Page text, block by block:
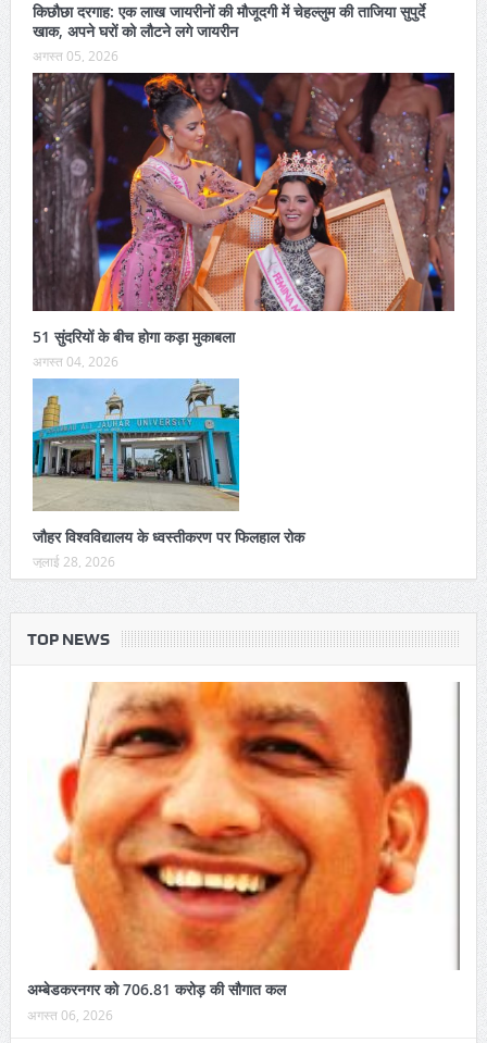
किछौछा दरगाह: एक लाख जायरीनों की मौजूदगी में चेहल्लुम की ताजिया सुपुर्दे
खाक, अपने घरों को लौटने लगे जायरीन
अगस्त 05, 2026
51 सुंदरियों के बीच होगा कड़ा मुकाबला
अगस्त 04, 2026
जौहर विश्वविद्यालय के ध्वस्तीकरण पर फिलहाल रोक
जुलाई 28, 2026
TOP NEWS
अम्बेडकरनगर को 706.81 करोड़ की सौगात कल
अगस्त 06, 2026